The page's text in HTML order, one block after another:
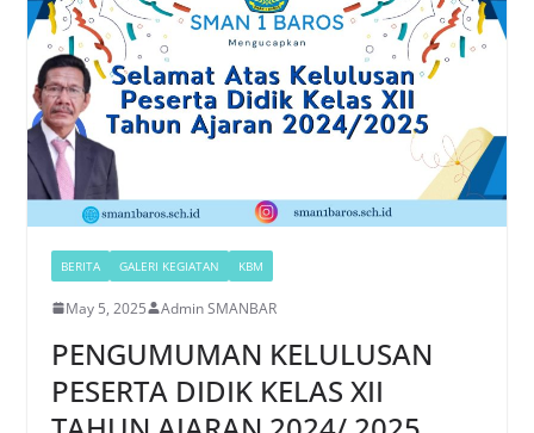
BERITA GALERI KEGIATAN KBM
May 5, 2025 Admin SMANBAR
PENGUMUMAN KELULUSAN
PESERTA DIDIK KELAS XII